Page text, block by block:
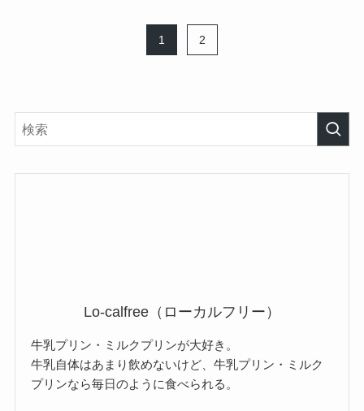
1 2
Lo-calfree（ローカルフリー）
牛乳プリン・ミルクプリンが大好き。
牛乳自体はあまり飲めないけど、牛乳プリン・ミルク
プリンなら毎日のように食べられる。